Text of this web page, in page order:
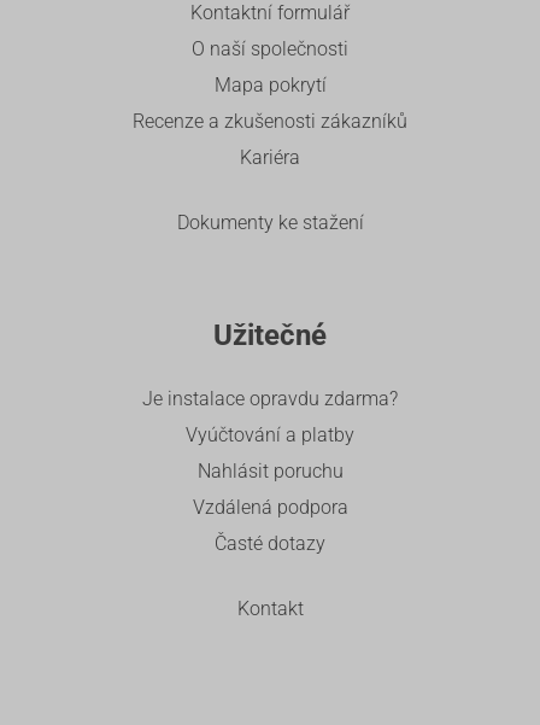
Kontaktní formulář
O naší společnosti
Mapa pokrytí
Recenze a zkušenosti zákazníků
Kariéra
Dokumenty ke stažení
Užitečné
Je instalace opravdu zdarma?
Vyúčtování a platby
Nahlásit poruchu
Vzdálená podpora
Časté dotazy
Kontakt